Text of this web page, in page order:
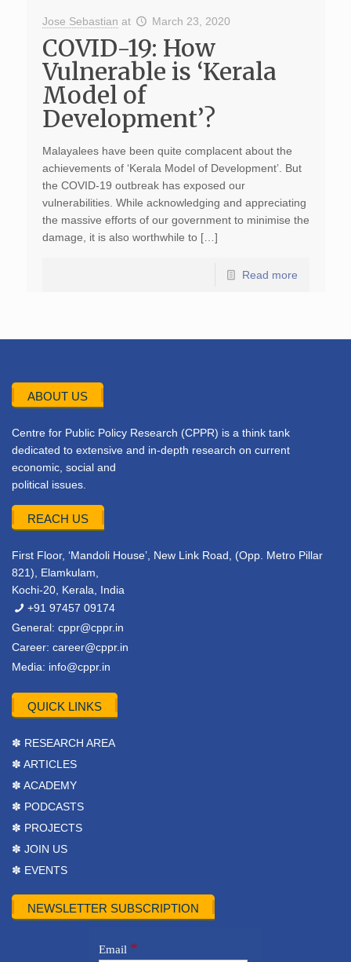
Jose Sebastian at March 23, 2020
COVID-19: How
Vulnerable is ‘Kerala
Model of
Development’?
Malayalees have been quite complacent about the
achievements of ‘Kerala Model of Development’. But
the COVID-19 outbreak has exposed our
vulnerabilities. While acknowledging and appreciating
the massive efforts of our government to minimise the
damage, it is also worthwhile to […]
Read more
ABOUT US
Centre for Public Policy Research (CPPR) is a think tank
dedicated to extensive and in-depth research on current
economic, social and
political issues.
REACH US
First Floor, ‘Mandoli House’, New Link Road, (Opp. Metro Pillar
821), Elamkulam,
Kochi-20, Kerala, India
+91 97457 09174
General: cppr@cppr.in
Career: career@cppr.in
Media: info@cppr.in
QUICK LINKS
✽ RESEARCH AREA
✽ ARTICLES
✽ ACADEMY
✽ PODCASTS
✽ PROJECTS
✽ JOIN US
✽ EVENTS
NEWSLETTER SUBSCRIPTION